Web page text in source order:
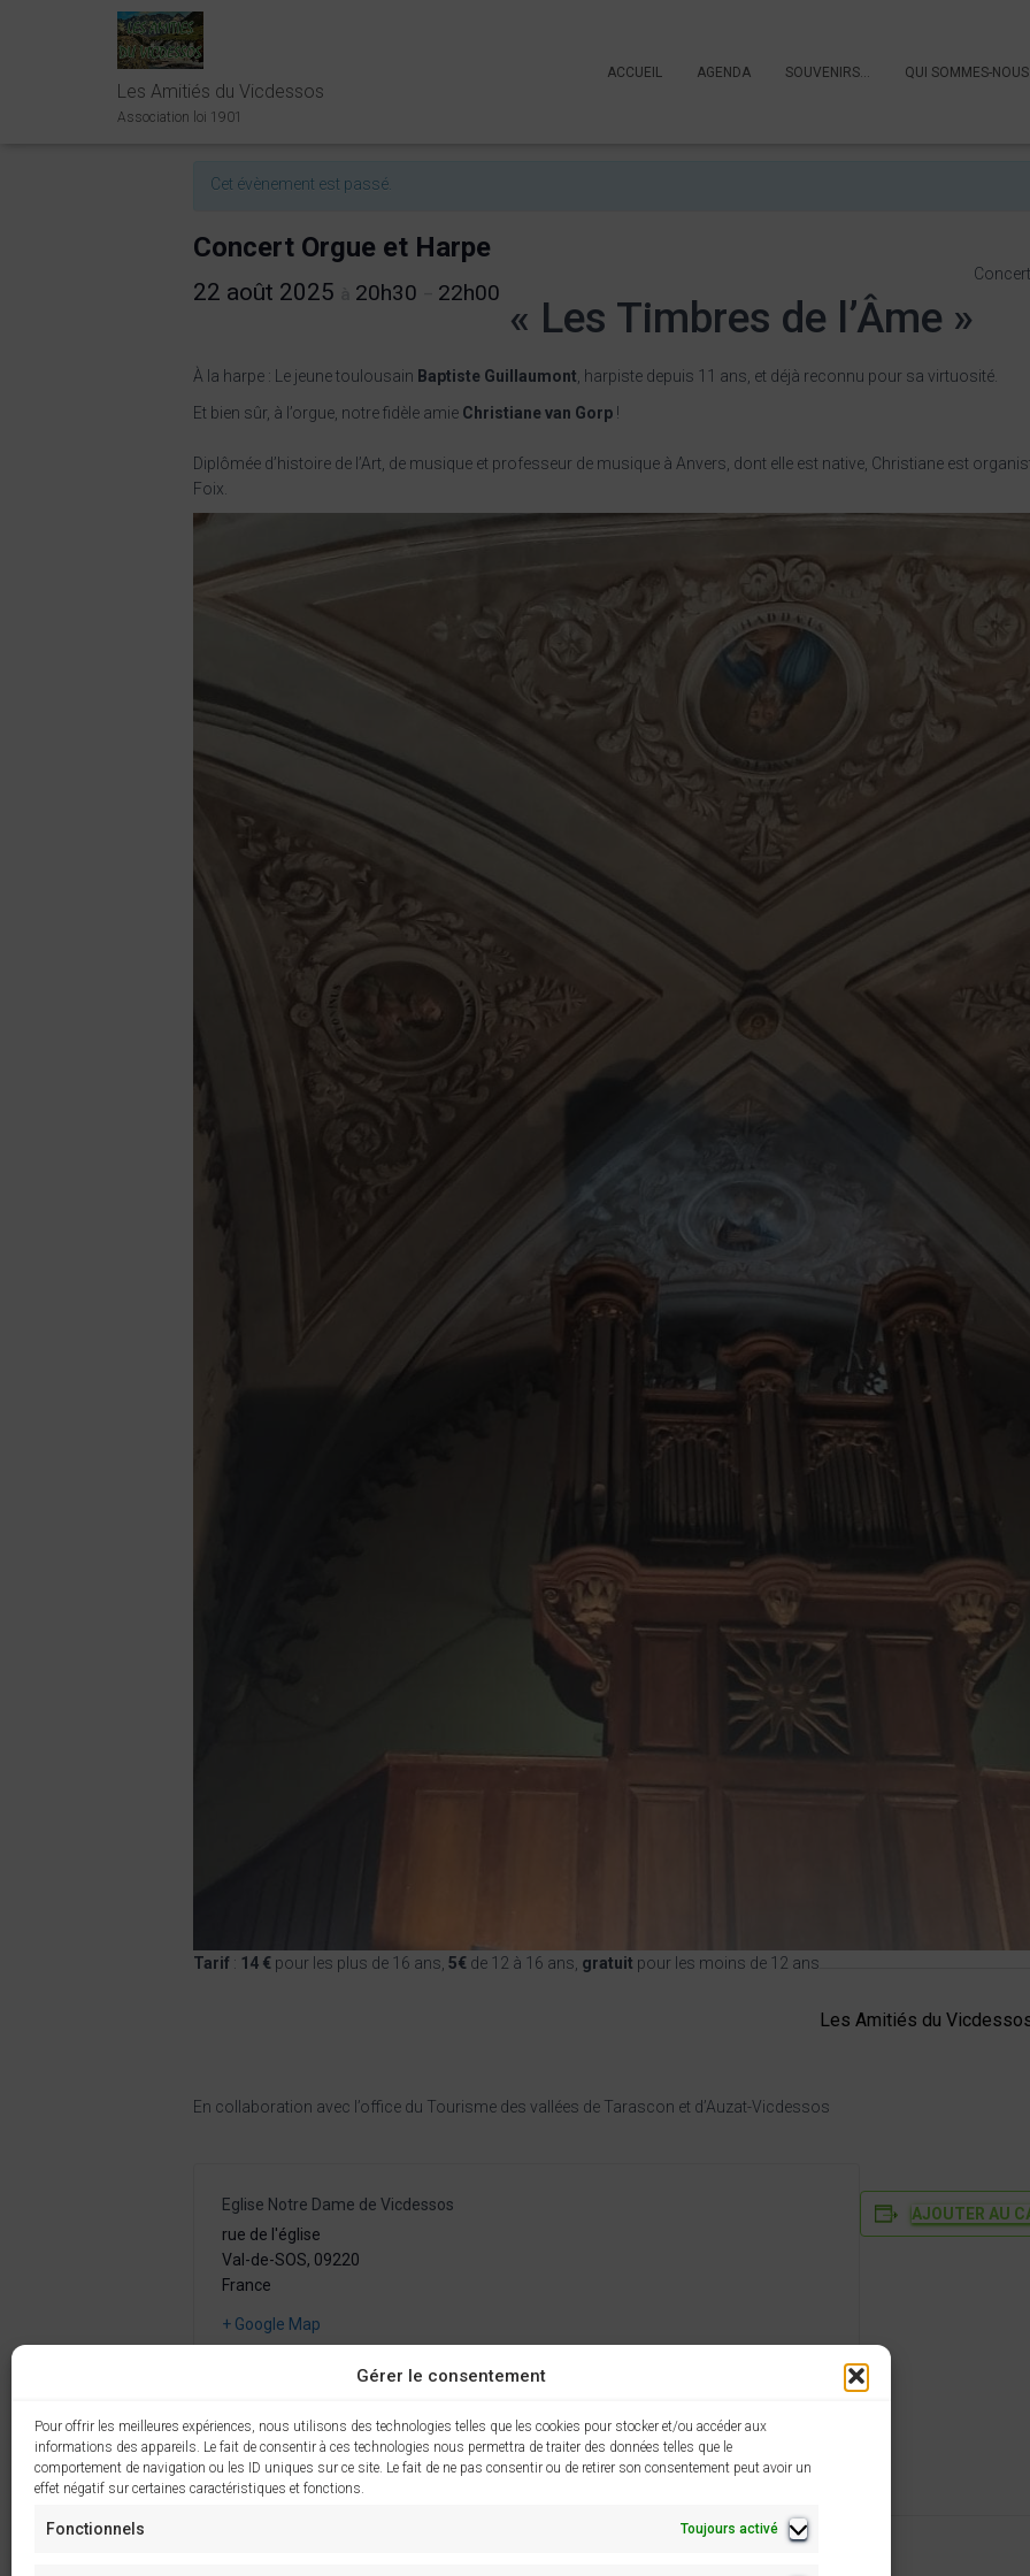
Gérer le consentement
Pour offrir les meilleures expériences, nous utilisons des technologies telles que les cookies pour stocker et/ou accéder aux
informations des appareils. Le fait de consentir à ces technologies nous permettra de traiter des données telles que le
comportement de navigation ou les ID uniques sur ce site. Le fait de ne pas consentir ou de retirer son consentement peut avoir un
effet négatif sur certaines caractéristiques et fonctions.
Fonctionnels Toujours activé
Les Amitiés du Vicdessos
Association loi 1901
ACCUEIL AGENDA SOUVENIRS… QUI SOMMES-
« Tous les Évènements
Cet évènement est passé.
Concert Orgue et Harpe
22 août 2025 20h30 22h00
« Les Timbres de l’Âme »
À la harpe : Le jeune toulousain Baptiste Guillaumont , harpiste depuis 11 ans, et déjà reconnu pour sa virtuosité.
Et bien sûr, à l’orgue, notre fidèle amie Christiane van Gorp !
Diplômée d’histoire de l’Art, de musique et professeur de musique à Anvers, dont elle est native, Christiane est
Foix.
Tarif : 14 € pour les plus de 16 ans, 5€ de 12 à 16 ans, gratuit pour les moins de 12 ans
Les Amitiés du
En collaboration avec l’office du Tourisme des vallées de Tarascon et d’Auzat-Vicdessos
Eglise Notre Dame de Vicdessos
rue de l'église
Val-de-SOS, 09220
France
+ Google Map
AJOUTER AU